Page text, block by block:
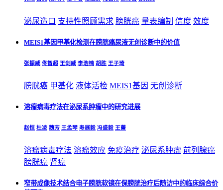
泌尿造口 支持性照顾需求 膀胱癌 量表编制 信度 效度
MEIS1基因甲基化检测在膀胱癌尿液无创诊断中的价值
张振威 佟智超 王剑威 李浩楠 胡胜 王子琦
膀胱癌 甲基化 液体活检 MEIS1基因 无创诊断
溶瘤病毒疗法在泌尿系肿瘤中的研究进展
赵恒 杜凌 魏芳 王孟琴 寿展毅 冯盛毅 王蕾
溶瘤病毒疗法 溶瘤效应 免疫治疗 泌尿系肿瘤 前列腺癌
膀胱癌 肾癌
窄带成像技术结合电子膀胱软镜在保膀胱治疗后随访中的临床综合价